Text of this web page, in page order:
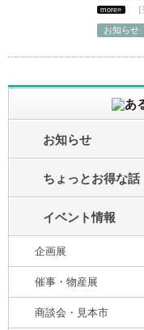
more»
お知らせ
お知らせ
ちょっとお得な話
イベント情報
企画展
催事・物産展
商談会・見本市